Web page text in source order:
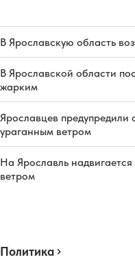
В Ярославскую область
В Ярославской области
жарким
Ярославцев предупредили
ураганным ветром
На Ярославль
ветром
Политика